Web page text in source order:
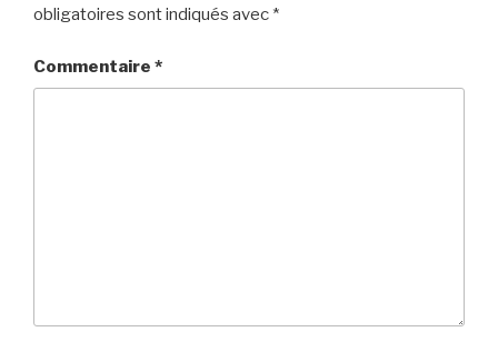
obligatoires sont indiqués avec *
Commentaire *